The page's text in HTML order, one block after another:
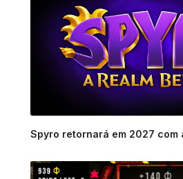
Spyro retornará em 2027 com